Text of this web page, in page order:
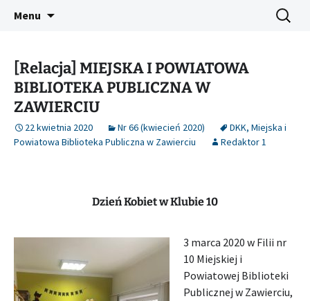
Śląski Pegaz
Platforma inicjatyw bibliotecznych
Menu Szukaj:
[Relacja] MIEJSKA I POWIATOWA
BIBLIOTEKA PUBLICZNA W
ZAWIERCIU
22 kwietnia 2020 Nr 66 (kwiecień 2020) DKK, Miejska i
Powiatowa Biblioteka Publiczna w Zawierciu
Redaktor 1
Dzień Kobiet w Klubie 10
3 marca 2020 w Filii nr
10 Miejskiej i
Powiatowej Biblioteki
Publicznej w Zawierciu,